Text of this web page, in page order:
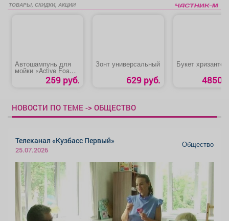
ТОВАРЫ, СКИДКИ, АКЦИИ
Автошампунь для
мойки «Active Foam
PF-80 ULTRA AVS»
259 руб.
Зонт универсальный
629 руб.
Букет хризантем
4850
НОВОСТИ ПО ТЕМЕ -> ОБЩЕСТВО
Телеканал «Кузбасс Первый»
25.07.2026
Общество